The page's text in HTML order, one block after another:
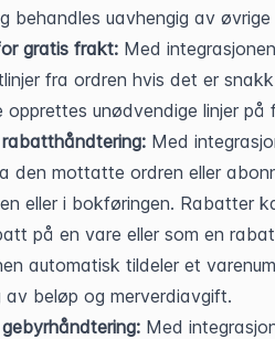
behandles uavhengig av øvrige
gratis frakt: Med
fra ordren hvis det er
unødvendige linjer på
Med
den mottatte ordren eller
eller i bokføringen. Rabatter
på en vare eller som en
automatisk tildeler et
av beløp og merverdiavgift.
Med